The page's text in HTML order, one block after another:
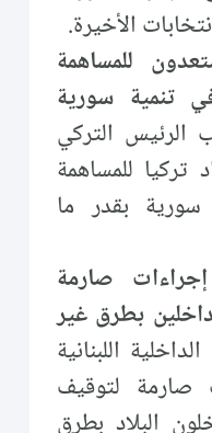
الأخيرة.
للمساهمة
تنمية سورية
الرئيس التركي
للمساهمة
بقدر ما
إجراءات صارمة
بطرق غير
اللبنانية
صارمة لتوقيف
البلاد بطرق